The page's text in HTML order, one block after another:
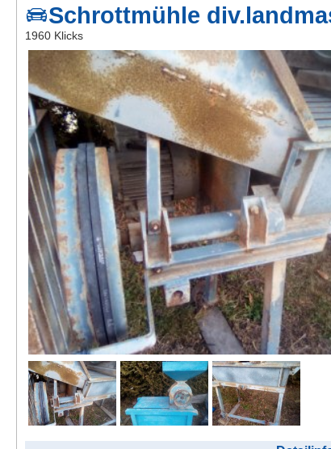
Kontakt
AGB, Nutzungsbedingungen
Impressum
Schrottmühle
1960 Klicks